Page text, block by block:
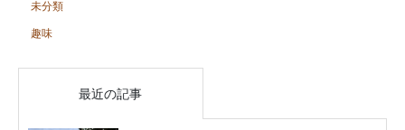
未分類
趣味
最近の記事